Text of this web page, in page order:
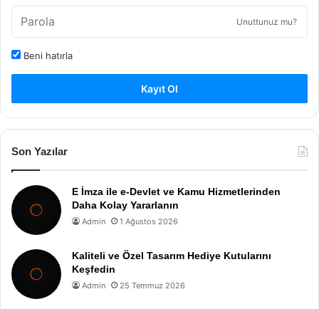
Unuttunuz mu?
Beni hatırla
Kayıt Ol
Son Yazılar
E İmza ile e-Devlet ve Kamu Hizmetlerinden
Daha Kolay Yararlanın
Admin 1 Ağustos 2026
Kaliteli ve Özel Tasarım Hediye Kutularını
Keşfedin
Admin 25 Temmuz 2026